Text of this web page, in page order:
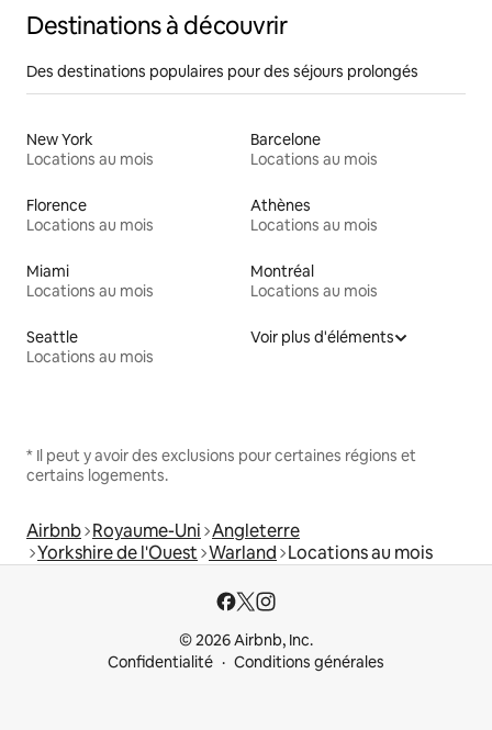
Destinations à découvrir
Des destinations populaires pour des séjours prolongés
New York
Locations au mois
Barcelone
Locations au mois
Florence
Locations au mois
Athènes
Locations au mois
Miami
Locations au mois
Montréal
Locations au mois
Seattle
Locations au mois
Voir plus d'éléments
* Il peut y avoir des exclusions pour certaines régions et
certains logements.
Airbnb Royaume-Uni Angleterre
Yorkshire de l'Ouest Warland Locations au mois
© 2026 Airbnb, Inc.
Confidentialité
Conditions générales